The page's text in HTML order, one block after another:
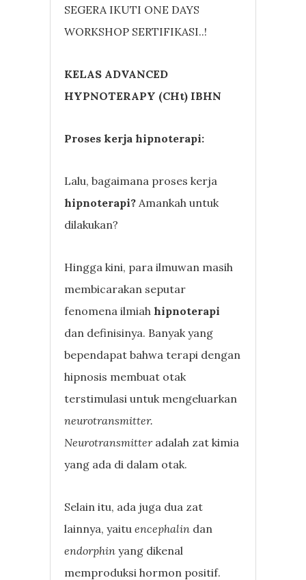
SEGERA IKUTI ONE DAYS
WORKSHOP SERTIFIKASI..!
KELAS ADVANCED
HYPNOTERAPY (CHt) IBHN
Proses kerja hipnoterapi:
Lalu, bagaimana proses kerja
hipnoterapi? Amankah untuk
dilakukan?
Hingga kini, para ilmuwan masih
membicarakan seputar
fenomena ilmiahhipnoterapi
dan definisinya. Banyak yang
bependapat bahwa terapi dengan
hipnosis membuat otak
terstimulasi untuk mengeluarkan
neurotransmitter.
Neurotransmitter adalah zat kimia
yang ada di dalam otak.
Selain itu, ada juga dua zat
lainnya, yaituencephalin dan
endorphinyang dikenal
memproduksi hormon positif.